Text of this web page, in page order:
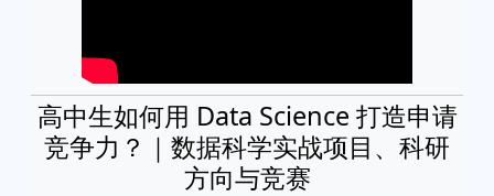
高中生如何用 Data Science 打造申请
竞争力？｜数据科学实战项目、科研
方向与竞赛